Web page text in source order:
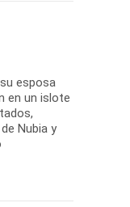
esposa
en un islote
Nubia y